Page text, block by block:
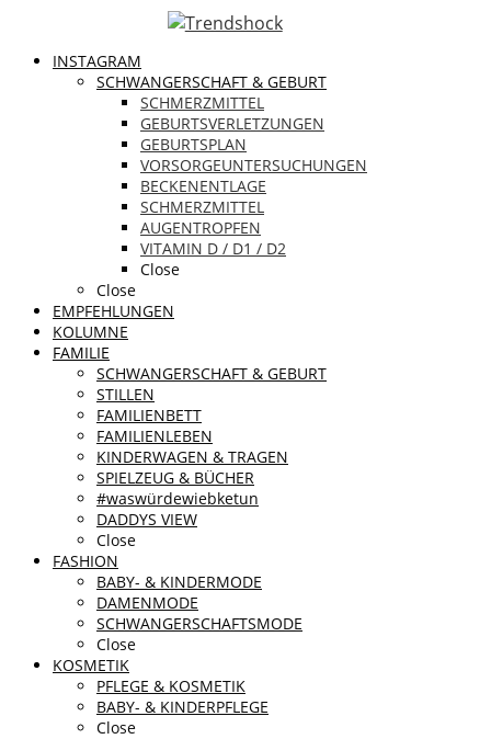
INSTAGRAM
SCHWANGERSCHAFT & GEBURT
SCHMERZMITTEL
GEBURTSVERLETZUNGEN
GEBURTSPLAN
VORSORGEUNTERSUCHUNGEN
BECKENENTLAGE
SCHMERZMITTEL
AUGENTROPFEN
VITAMIN D / D1 / D2
Close
Close
EMPFEHLUNGEN
KOLUMNE
FAMILIE
SCHWANGERSCHAFT & GEBURT
STILLEN
FAMILIENBETT
FAMILIENLEBEN
KINDERWAGEN & TRAGEN
SPIELZEUG & BÜCHER
#waswürdewiebketun
DADDYS VIEW
Close
FASHION
BABY- & KINDERMODE
DAMENMODE
SCHWANGERSCHAFTSMODE
Close
KOSMETIK
PFLEGE & KOSMETIK
BABY- & KINDERPFLEGE
Close